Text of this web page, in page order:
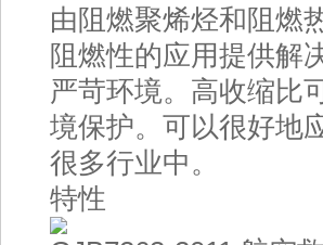
由阻燃聚烯烃和阻燃
阻燃性的应用提供解
严苛环境。高收缩比
境保护。可以很好地
很多行业中。
特性